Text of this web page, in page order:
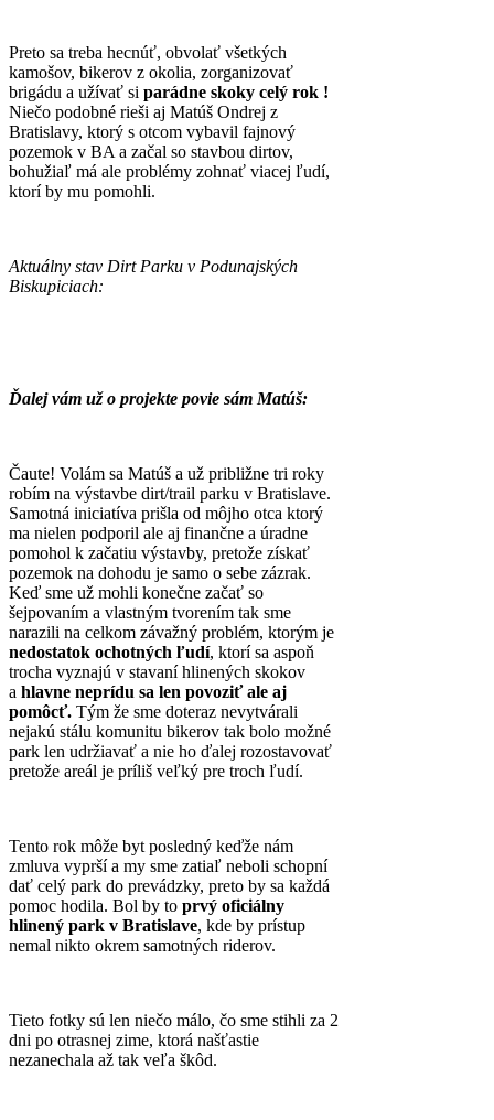
Preto sa treba hecnúť, obvolať všetkých
kamošov, bikerov z okolia, zorganizovať
brigádu a užívať si parádne skoky celý rok !
Niečo podobné rieši aj Matúš Ondrej z
Bratislavy, ktorý s otcom vybavil fajnový
pozemok v BA a začal so stavbou dirtov,
bohužiaľ má ale problémy zohnať viacej ľudí,
ktorí by mu pomohli.
Aktuálny stav Dirt Parku v Podunajských
Biskupiciach:
Ďalej vám už o projekte povie sám Matúš:
Čaute! Volám sa Matúš a už približne tri roky
robím na výstavbe dirt/trail parku v Bratislave.
Samotná iniciatíva prišla od môjho otca ktorý
ma nielen podporil ale aj finančne a úradne
pomohol k začatiu výstavby, pretože získať
pozemok na dohodu je samo o sebe zázrak.
Keď sme už mohli konečne začať so
šejpovaním a vlastným tvorením tak sme
narazili na celkom závažný problém, ktorým je
nedostatok ochotných ľudí, ktorí sa aspoň
trocha vyznajú v stavaní hlinených skokov
a hlavne neprídu sa len povoziť ale aj
pomôcť. Tým že sme doteraz nevytvárali
nejakú stálu komunitu bikerov tak bolo možné
park len udržiavať a nie ho ďalej rozostavovať
pretože areál je príliš veľký pre troch ľudí.
Tento rok môže byt posledný keďže nám
zmluva vyprší a my sme zatiaľ neboli schopní
dať celý park do prevádzky, preto by sa každá
pomoc hodila. Bol by to prvý oficiálny
hlinený park v Bratislave, kde by prístup
nemal nikto okrem samotných riderov.
Tieto fotky sú len niečo málo, čo sme stihli za 2
dni po otrasnej zime, ktorá našťastie
nezanechala až tak veľa škôd.